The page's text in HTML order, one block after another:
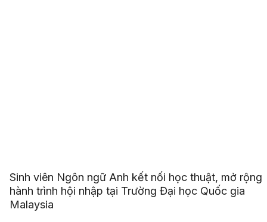
Sinh viên Ngôn ngữ Anh kết nối học thuật, mở rộng
hành trình hội nhập tại Trường Đại học Quốc gia
Malaysia